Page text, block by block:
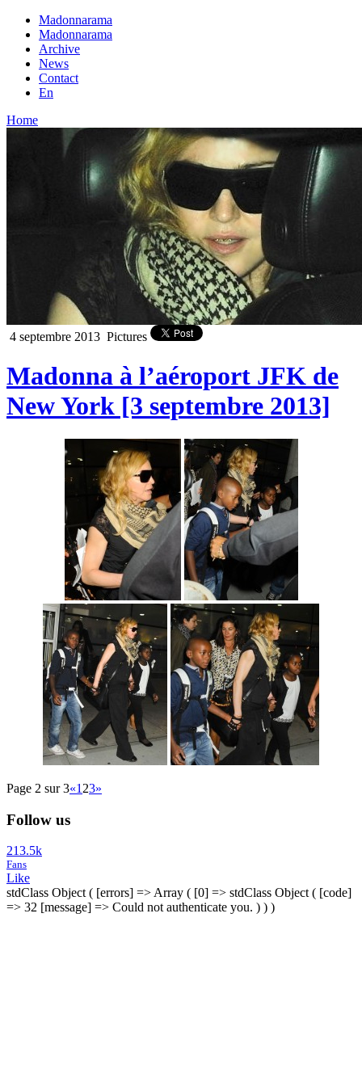
Madonnarama
Madonnarama
Archive
News
Contact
En
Home
4 septembre 2013 Pictures
Madonna à l’aéroport JFK de
New York [3 septembre 2013]
Page 2 sur 3«1 23»
Follow us
213.5k
Fans
Like
stdClass Object ( [errors] => Array ( [0] => stdClass Object ( [code]
=> 32 [message] => Could not authenticate you. ) ) )